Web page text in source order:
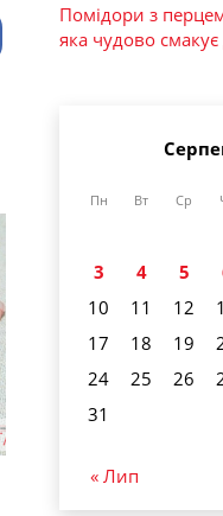
Помідори з
яка чудово смакує
Пн Вт Ср
3
4 5
10
11 12
17
18 19
24
25 26
31
« Лип